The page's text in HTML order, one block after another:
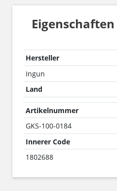
Eigenschaften
Hersteller
Ingun
Land
Artikelnummer
GKS-100-0184
Innerer Code
1802688